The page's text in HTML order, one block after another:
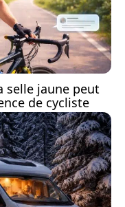
selle jaune peut
de cycliste